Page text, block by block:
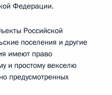
Федерации.
Российской
поселения и другие
имеют право
и простому векселю
предусмотренных